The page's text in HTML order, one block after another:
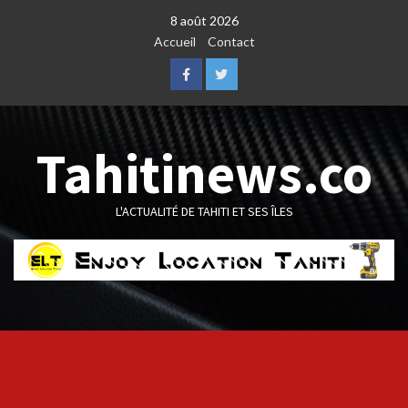
8 août 2026
Accueil
Contact
FacebookTwitter
Tahitinews.co
L'ACTUALITÉ DE TAHITI ET SES ÎLES